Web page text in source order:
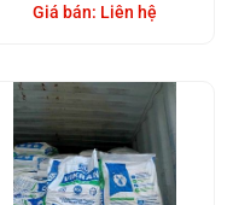
Giá bán: Liên hệ